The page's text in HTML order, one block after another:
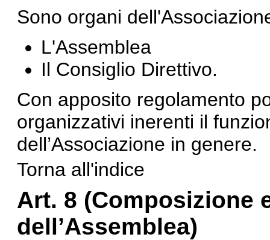
Sono organi
L'Assemblea
Il Consiglio Direttivo.
Con apposito regolamento
organizzativi inerenti il
dell’Associazione in genere.
Torna all'indice
Art. 8 (Composizione
dell’Assemblea)